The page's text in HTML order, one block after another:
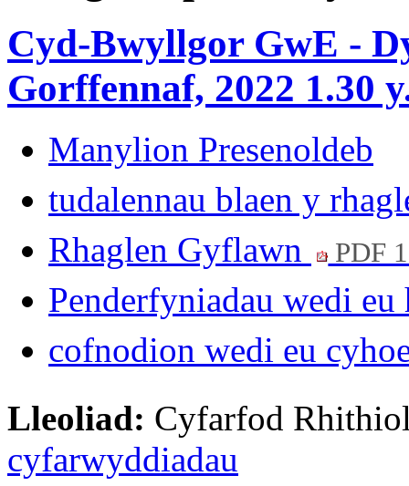
Cyd-Bwyllgor GwE -
Gorffennaf, 2022 1.30
Manylion Presenoldeb
tudalennau blaen y
Rhaglen Gyflawn
PDF
Penderfyniadau wedi
cofnodion wedi eu
Lleoliad: Cyfarfod
cyfarwyddiadau